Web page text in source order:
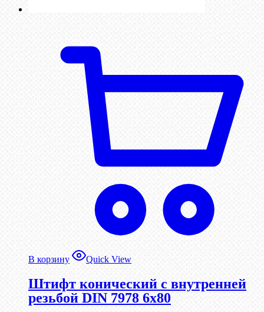
В корзину Quick View
Штифт конический с внутренней
резьбой DIN 7978 6х80